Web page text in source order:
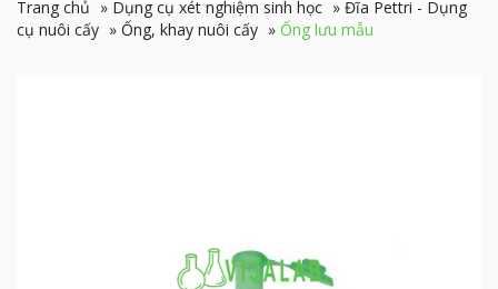
Trang chủ » Dụng cụ xét nghiệm sinh học » Đĩa Pettri - Dụng
cụ nuôi cấy » Ống, khay nuôi cấy » Ống lưu mẫu